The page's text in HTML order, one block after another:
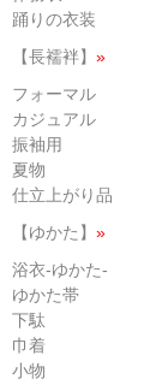
踊りの衣装
【長襦袢】 »
フォーマル
カジュアル
振袖用
夏物
仕立上がり品
【ゆかた】 »
浴衣-ゆかた-
ゆかた帯
下駄
巾着
小物